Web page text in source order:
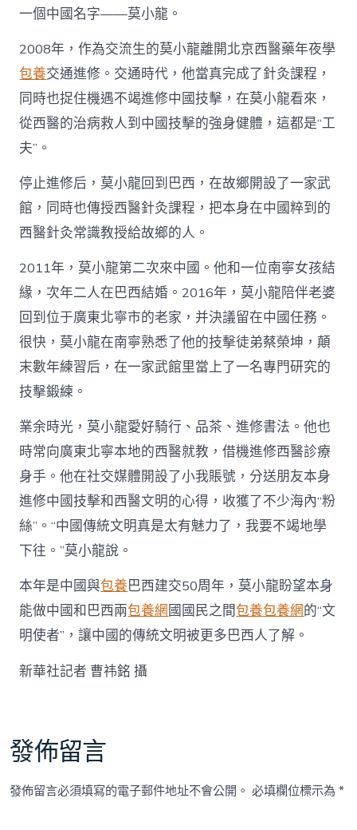
一個中國名字——莫小龍。
2008年，作為交流生的莫小龍離開北京西醫藥年夜學
包養交通進修。交通時代，他當真完成了針灸課程，
同時也捉住機遇不竭進修中國技擊，在莫小龍看來，
從西醫的治病救人到中國技擊的強身健體，這都是“工
夫”。
停止進修后，莫小龍回到巴西，在故鄉開設了一家武
館，同時也傳授西醫針灸課程，把本身在中國粹到的
西醫針灸常識教授給故鄉的人。
2011年，莫小龍第二次來中國。他和一位南寧女孩結
緣，次年二人在巴西結婚。2016年，莫小龍陪伴老婆
回到位于廣東北寧市的老家，并決議留在中國任務。
很快，莫小龍在南寧熟悉了他的技擊徒弟蔡榮坤，顛
末數年練習后，在一家武館里當上了一名專門研究的
技擊鍛練。
業余時光，莫小龍愛好騎行、品茶、進修書法。他也
時常向廣東北寧本地的西醫就教，借機進修西醫診療
身手。他在社交媒體開設了小我賬號，分送朋友本身
進修中國技擊和西醫文明的心得，收獲了不少海內“粉
絲”。“中國傳統文明真是太有魅力了，我要不竭地學
下往。”莫小龍說。
本年是中國與包養巴西建交50周年，莫小龍盼望本身
能做中國和巴西兩包養網國國民之間包養包養網的“文
明使者”，讓中國的傳統文明被更多巴西人了解。
新華社記者 曹祎銘 攝
發佈留言
發佈留言必須填寫的電子郵件地址不會公開。 必填欄位標示為*